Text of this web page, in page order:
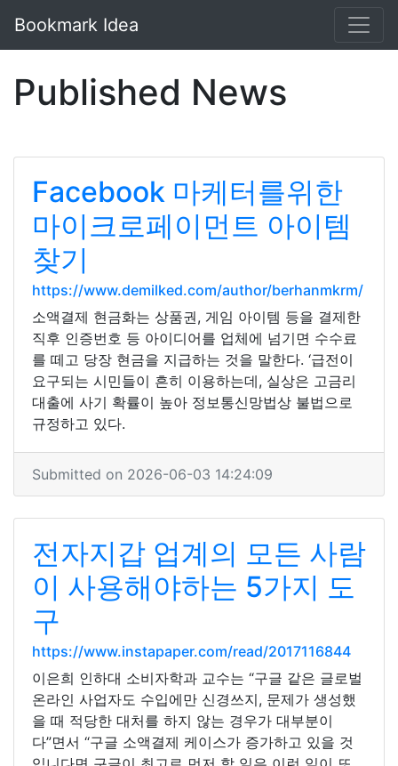
Bookmark Idea
Published News
Facebook 마케터를위한
마이크로페이먼트 아이템
찾기
https://www.demilked.com/author/berhanmkrm/
소액결제 현금화는 상품권, 게임 아이템 등을 결제한
직후 인증번호 등 아이디어를 업체에 넘기면 수수료
를 떼고 당장 현금을 지급하는 것을 말한다. ‘급전이
요구되는 시민들이 흔히 이용하는데, 실상은 고금리
대출에 사기 확률이 높아 정보통신망법상 불법으로
규정하고 있다.
Submitted on 2026-06-03 14:24:09
전자지갑 업계의 모든 사람
이 사용해야하는 5가지 도
구
https://www.instapaper.com/read/2017116844
이은희 인하대 소비자학과 교수는 “구글 같은 글로벌
온라인 사업자도 수입에만 신경쓰지, 문제가 생성했
을 때 적당한 대처를 하지 않는 경우가 대부분이
다”면서 “구글 소액결제 케이스가 증가하고 있을 것